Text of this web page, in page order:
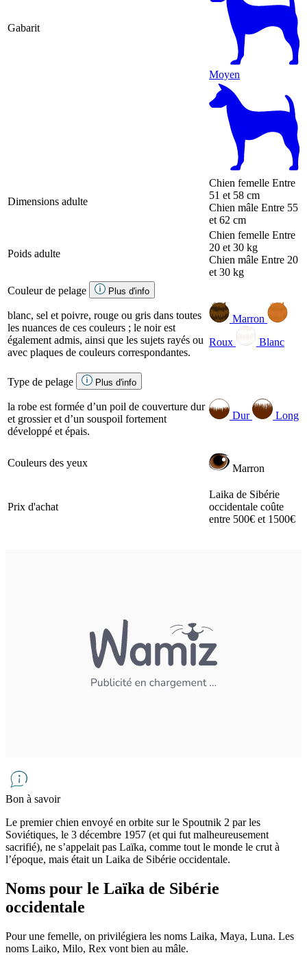
Gabarit
Moyen
Dimensions adulte
Chien femelle Entre
51 et 58 cm
Chien mâle Entre 55
et 62 cm
Poids adulte
Chien femelle Entre
20 et 30 kg
Chien mâle Entre 20
et 30 kg
Couleur de pelage
Plus d'info
blanc, sel et poivre, rouge ou gris dans toutes
les nuances de ces couleurs ; le noir est
également admis, ainsi que les sujets rayés ou
avec plaques de couleurs correspondantes.
Marron
Roux
Blanc
Type de pelage Plus d'info
la robe est formée d’un poil de couverture dur
et grossier et d’un souspoil fortement
développé et épais.
Dur Long
Couleurs des yeux Marron
Prix d'achat
Laika de Sibérie
occidentale coûte
entre 500€ et 1500€
Bon à savoir
Le premier chien envoyé en orbite sur le Spoutnik 2 par les
Soviétiques, le 3 décembre 1957 (et qui fut malheureusement
sacrifié), ne s’appelait pas Laïka, comme tout le monde le crut à
l’époque, mais était un Laika de Sibérie occidentale.
Noms pour le Laïka de Sibérie
occidentale
Pour une femelle, on privilégiera les noms Laika, Maya, Luna. Les
noms Laiko, Milo, Rex vont bien au mâle.